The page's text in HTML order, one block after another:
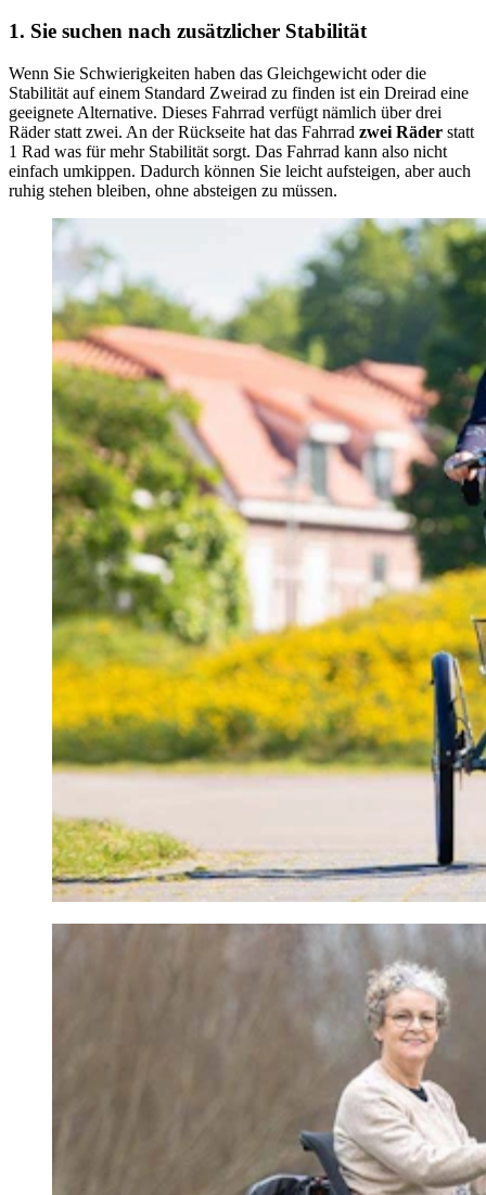
1. Sie suchen nach zusätzlicher Stabilität
Wenn Sie Schwierigkeiten haben das Gleichgewicht oder die
Stabilität auf einem Standard Zweirad zu finden ist ein Dreirad eine
geeignete Alternative. Dieses Fahrrad verfügt nämlich über drei
Räder statt zwei. An der Rückseite hat das Fahrrad zwei Räder statt
1 Rad was für mehr Stabilität sorgt. Das Fahrrad kann also nicht
einfach umkippen. Dadurch können Sie leicht aufsteigen, aber auch
ruhig stehen bleiben, ohne absteigen zu müssen.